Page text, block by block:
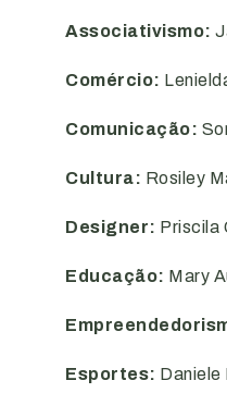
Associativismo:
Comércio:
Comunicação:
Cultura: Rosiley
Designer: Priscila
Educação: Mary
Esportes: Daniele